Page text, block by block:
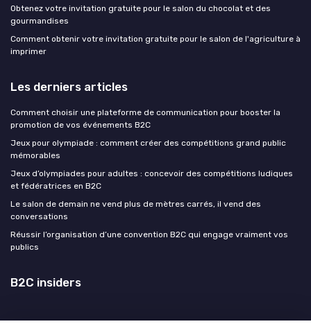
Obtenez votre invitation gratuite pour le salon du chocolat et des
gourmandises
Comment obtenir votre invitation gratuite pour le salon de l'agriculture à
imprimer
Les derniers articles
Comment choisir une plateforme de communication pour booster la
promotion de vos événements B2C
Jeux pour olympiade : comment créer des compétitions grand public
mémorables
Jeux d’olympiades pour adultes : concevoir des compétitions ludiques
et fédératrices en B2C
Le salon de demain ne vend plus de mètres carrés, il vend des
conversations
Réussir l’organisation d’une convention B2C qui engage vraiment vos
publics
B2C insiders